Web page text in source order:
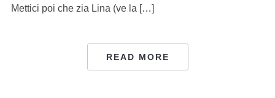
Mettici poi che zia Lina (ve la […]
READ MORE